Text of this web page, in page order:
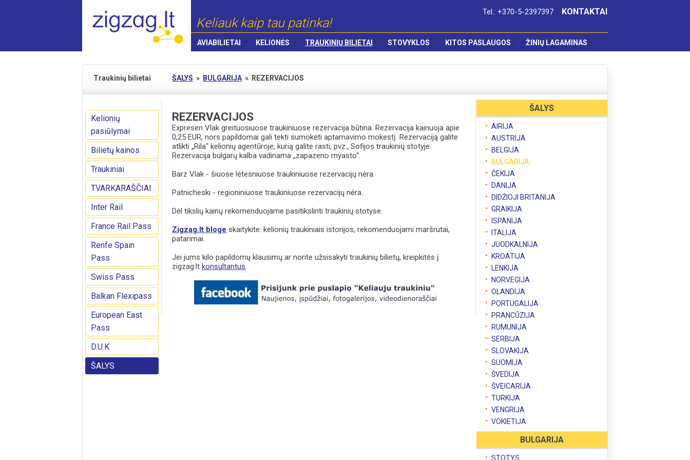
Tel.: +370-5-2397397 KONTAKTAI
Keliauk kaip tau patinka!
AVIABILIETAI KELIONĖS TRAUKINIŲ BILIETAI STOVYKLOS KITOS PASLAUGOS ŽINIŲ LAGAMINAS
Traukinių bilietai ŠALYS » BULGARIJA » REZERVACIJOS
Kelionių
pasiūlymai
Bilietų kainos
Traukiniai
TVARKARAŠČIAI
Inter Rail
France Rail Pass
Renfe Spain
Pass
Swiss Pass
Balkan Flexipass
European East
Pass
D.U.K
ŠALYS
REZERVACIJOS
Expresen Vlak greituosiuose traukiniuose rezervacija būtina. Rezervacija kainuoja apie
0,25 EUR, nors papildomai gali tekti sumokėti aptarnavimo mokestį. Rezervaciją galite
atlikti „Rila“ kelionių agentūroje, kurią galite rasti, pvz., Sofijos traukinių stotyje.
Rezervacija bulgarų kalba vadinama „zapazeno myasto“.
Barz Vlak - šiuose lėtesniuose traukiniuose rezervacijų nėra.
Patnicheski - regioniniuose traukiniuose rezervacijų nėra.
Dėl tikslių kainų rekomenduojame pasitikslinti traukinių stotyse.
Zigzag.lt bloge skaitykite: kelionių traukiniais istorijos, rekomenduojami maršrutai,
patarimai.
Jei jums kilo papildomų klausimų ar norite užsisakyti traukinių bilietų, kreipkitės į
zigzag.ltkonsultantus.
ŠALYS
AIRIJA
AUSTRIJA
BELGIJA
BULGARIJA
ČEKIJA
DANIJA
DIDŽIOJI BRITANIJA
GRAIKIJA
ISPANIJA
ITALIJA
JUODKALNIJA
KROATIJA
LENKIJA
NORVEGIJA
OLANDIJA
PORTUGALIJA
PRANCŪZIJA
RUMUNIJA
SERBIJA
SLOVAKIJA
SUOMIJA
ŠVEDIJA
ŠVEICARIJA
TURKIJA
VENGRIJA
VOKIETIJA
BULGARIJA
STOTYS